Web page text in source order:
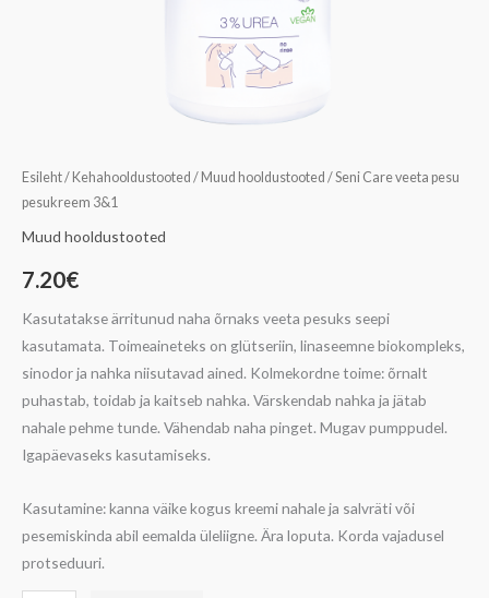
Esileht/ Kehahooldustooted / Muud hooldustooted / Seni Care veeta pesu
pesukreem 3&1
Muud hooldustooted
7.20€
Kasutatakse ärritunud naha õrnaks veeta pesuks seepi
kasutamata. Toimeaineteks on glütseriin, linaseemne biokompleks,
sinodor ja nahka niisutavad ained. Kolmekordne toime: õrnalt
puhastab, toidab ja kaitseb nahka. Värskendab nahka ja jätab
nahale pehme tunde. Vähendab naha pinget. Mugav pumppudel.
Igapäevaseks kasutamiseks.
Kasutamine: kanna väike kogus kreemi nahale ja salvräti või
pesemiskinda abil eemalda üleliigne. Ära loputa. Korda vajadusel
protseduuri.